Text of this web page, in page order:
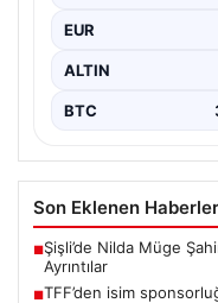
EUR
ALTIN
BTC
Son Eklenen Haberler
■Şişli’de Nilda Müge
Ayrıntılar
■TFF’den isim